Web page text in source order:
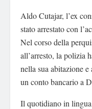
Aldo Cutajar, l’ex
stato arrestato con
Nel corso della
all’arresto, la polizia
nella sua abitazione
un conto bancario a
Il quotidiano in